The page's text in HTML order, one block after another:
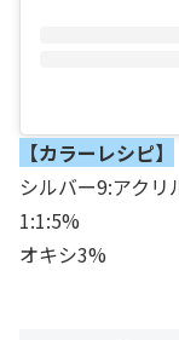
【カラーレシピ】
シルバー9:アクリ
1:1:5%
オキシ3%